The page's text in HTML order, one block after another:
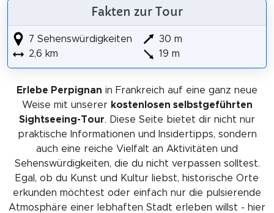
Fakten zur Tour
7 Sehenswürdigkeiten
2,6 km
30 m
19 m
Erlebe Perpignan in Frankreich auf eine ganz neue
Weise mit unserer kostenlosen selbstgeführten
Sightseeing-Tour. Diese Seite bietet dir nicht nur
praktische Informationen und Insidertipps, sondern
auch eine reiche Vielfalt an Aktivitäten und
Sehenswürdigkeiten, die du nicht verpassen solltest.
Egal, ob du Kunst und Kultur liebst, historische Orte
erkunden möchtest oder einfach nur die pulsierende
Atmosphäre einer lebhaften Stadt erleben willst - hier